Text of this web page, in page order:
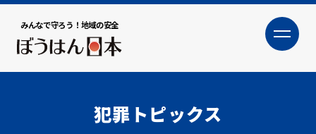
みんなで守ろう！地域の安全
大
犯罪トピックス